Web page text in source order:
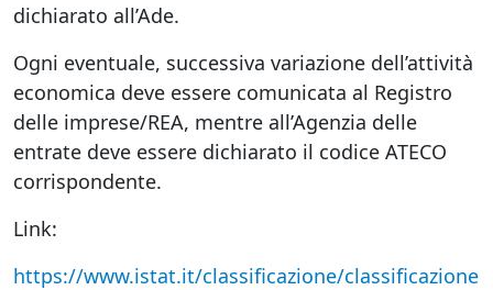
dichiarato all’Ade.
Ogni eventuale, successiva variazione dell’attività
economica deve essere comunicata al Registro
delle imprese/REA, mentre all’Agenzia delle
entrate deve essere dichiarato il codice ATECO
corrispondente.
Link:
https://www.istat.it/classificazione/classificazione